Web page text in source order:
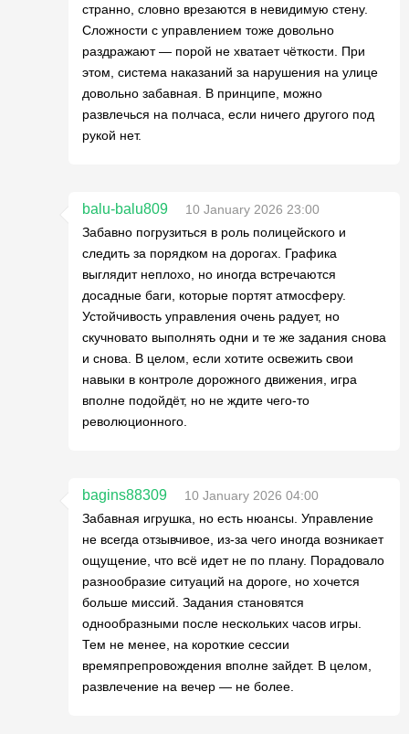
странно, словно врезаются в невидимую стену.
Сложности с управлением тоже довольно
раздражают — порой не хватает чёткости. При
этом, система наказаний за нарушения на улице
довольно забавная. В принципе, можно
развлечься на полчаса, если ничего другого под
рукой нет.
balu-balu809
10 January 2026 23:00
Забавно погрузиться в роль полицейского и
следить за порядком на дорогах. Графика
выглядит неплохо, но иногда встречаются
досадные баги, которые портят атмосферу.
Устойчивость управления очень радует, но
скучновато выполнять одни и те же задания снова
и снова. В целом, если хотите освежить свои
навыки в контроле дорожного движения, игра
вполне подойдёт, но не ждите чего-то
революционного.
bagins88309
10 January 2026 04:00
Забавная игрушка, но есть нюансы. Управление
не всегда отзывчивое, из-за чего иногда возникает
ощущение, что всё идет не по плану. Порадовало
разнообразие ситуаций на дороге, но хочется
больше миссий. Задания становятся
однообразными после нескольких часов игры.
Тем не менее, на короткие сессии
времяпрепровождения вполне зайдет. В целом,
развлечение на вечер — не более.